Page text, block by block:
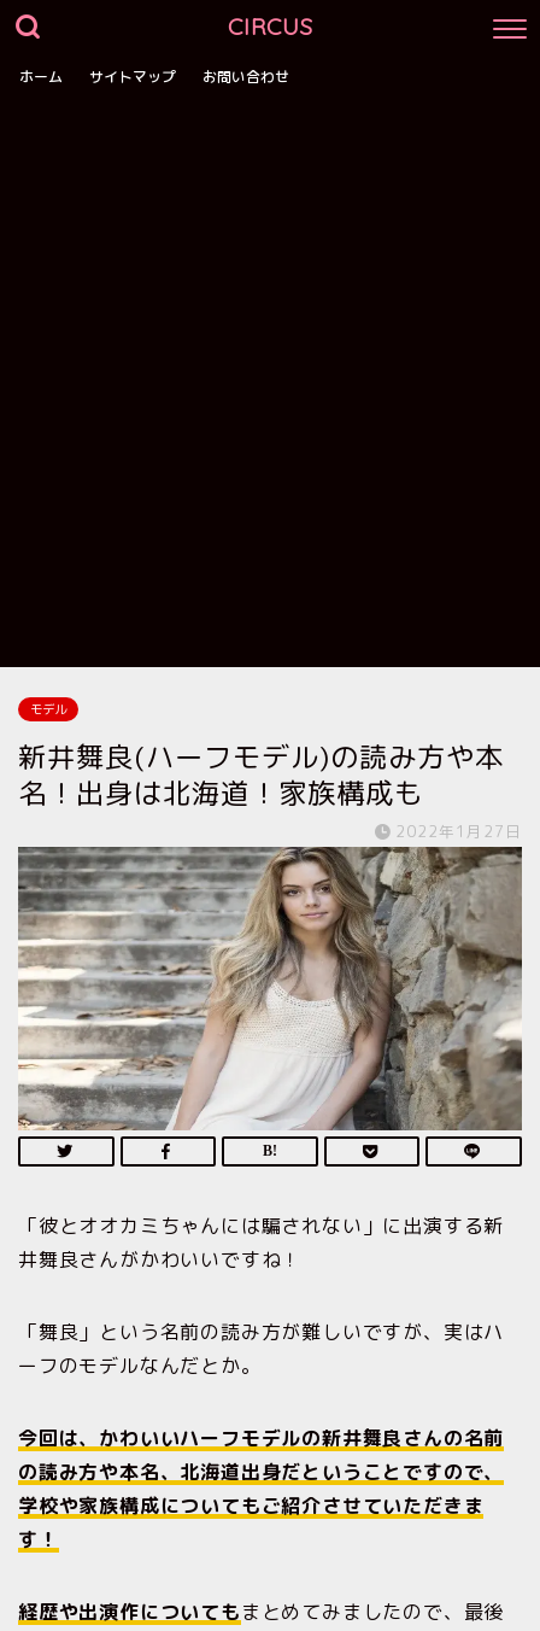
CIRCUS
ホーム サイトマップ お問い合わせ
モデル
新井舞良(ハーフモデル)の読み方や本
名！出身は北海道！家族構成も
2022年1月27日
「彼とオオカミちゃんには騙されない」に出演する新
井舞良さんがかわいいですね！
「舞良」という名前の読み方が難しいですが、実はハ
ーフのモデルなんだとか。
今回は、かわいいハーフモデルの新井舞良さんの名前
の読み方や本名、北海道出身だということですので、
学校や家族構成についてもご紹介させていただきま
す！
経歴や出演作についてもまとめてみましたので、最後